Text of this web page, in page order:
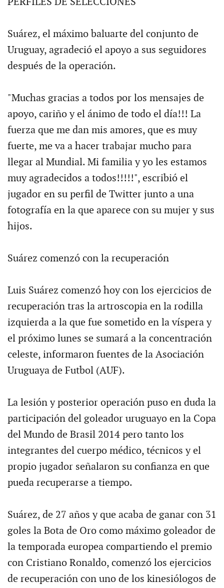
Suárez, el máximo baluarte del conjunto de
Uruguay, agradeció el apoyo a sus seguidores
después de la operación.
"Muchas gracias a todos por los mensajes de
apoyo, cariño y el ánimo de todo el día!!! La
fuerza que me dan mis amores, que es muy
fuerte, me va a hacer trabajar mucho para
llegar al Mundial. Mi familia y yo les estamos
muy agradecidos a todos!!!!!", escribió el
jugador en su perfil de Twitter junto a una
fotografía en la que aparece con su mujer y sus
hijos.
Suárez comenzó con la recuperación
Luis Suárez comenzó hoy con los ejercicios de
recuperación tras la artroscopia en la rodilla
izquierda a la que fue sometido en la víspera y
el próximo lunes se sumará a la concentración
celeste, informaron fuentes de la Asociación
Uruguaya de Futbol (AUF).
La lesión y posterior operación puso en duda la
participación del goleador uruguayo en la Copa
del Mundo de Brasil 2014 pero tanto los
integrantes del cuerpo médico, técnicos y el
propio jugador señalaron su confianza en que
pueda recuperarse a tiempo.
Suárez, de 27 años y que acaba de ganar con 31
goles la Bota de Oro como máximo goleador de
la temporada europea compartiendo el premio
con Cristiano Ronaldo, comenzó los ejercicios
de recuperación con uno de los kinesiólogos de